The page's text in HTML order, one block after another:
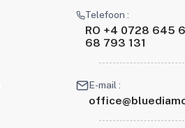
Telefoon :
RO +4 0728 645
68 793 131
E-mail :